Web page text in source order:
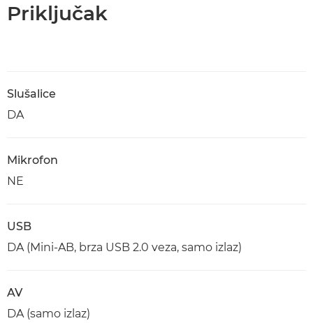
Priključak
Slušalice
DA
Mikrofon
NE
USB
DA (Mini-AB, brza USB 2.0 veza, samo izlaz)
AV
DA (samo izlaz)